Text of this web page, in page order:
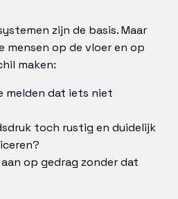
zijn de basis. Maar
mensen op de vloer en op
maken:
melden dat iets niet
toch rustig en duidelijk
op gedrag zonder dat